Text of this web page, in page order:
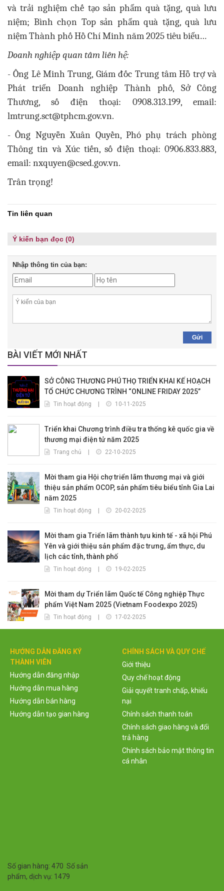
và trải nghiệm chế tạo sản phẩm quà tặng, quà lưu
niệm; Bình chọn Top sản phẩm quà tặng, quà lưu
niệm Thành phố Hồ Chí Minh năm 2025 tiêu biểu…
Doanh nghiệp quan tâm liên hệ:
- Ông Lê Minh Trung, Giám đốc Trung tâm Hỗ trợ và
Phát triển Doanh nghiệp Thành phố, Sở Công
Thương, số điện thoại: 0908.313.199, email:
lmtrung.sct@tphcm.gov.vn.
- Ông Nguyễn Xuân Quyền, Phó phụ trách phòng
Thông tin và Xúc tiến, số điện thoại: 0906.833.883,
email: nxquyen@csed.gov.vn.
Trân trọng!
Tin liên quan
Ý kiến bạn đọc (0)
Nhập thông tin của bạn:
Gửi
BÀI VIẾT MỚI NHẤT
SỞ CÔNG THƯƠNG PHÚ THỌ TRIỂN KHAI KẾ HOẠCH
TỔ CHỨC CHƯƠNG TRÌNH “ONLINE FRIDAY 2025”
Tin hoạt động 10-11-2025
Triển khai Chương trình điều tra thống kê quốc gia về
thương mại điện tử năm 2025
Trang chủ 22-10-2025
Mời tham gia Hội chợ triển lãm thương mại và giới
thiệu sản phẩm OCOP, sản phẩm tiêu biểu tỉnh Gia Lai
năm 2025
Tin hoạt động 20-02-2025
Mời tham gia Triển lãm thành tựu kinh tế - xã hội Phú
Yên và giới thiệu sản phẩm đặc trưng, ẩm thực, du
lịch các tỉnh, thành phố
Tin hoạt động 19-02-2025
Mời tham dự Triển lãm Quốc tế Công nghiệp Thực
phẩm Việt Nam 2025 (Vietnam Foodexpo 2025)
Tin hoạt động 17-02-2025
HƯỚNG DẪN ĐĂNG KÝ
THÀNH VIÊN
Hướng dẫn đăng nhập
Hướng dẫn mua hàng
Hướng dẫn bán hàng
Hướng dẫn tạo gian hàng
CHÍNH SÁCH VÀ QUY CHẾ
Giới thiệu
Quy chế hoạt động
Giải quyết tranh chấp, khiếu
nại
Chính sách thanh toán
Chính sách giao hàng và đổi
trả hàng
Chính sách bảo mật thông tin
cá nhân
Số gian hàng: 470 Số sản
phẩm, dịch vụ: 1479